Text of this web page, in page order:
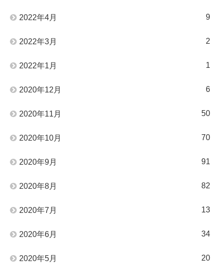
2022年4月 9
2022年3月 2
2022年1月 1
2020年12月 6
2020年11月 50
2020年10月 70
2020年9月 91
2020年8月 82
2020年7月 13
2020年6月 34
2020年5月 20